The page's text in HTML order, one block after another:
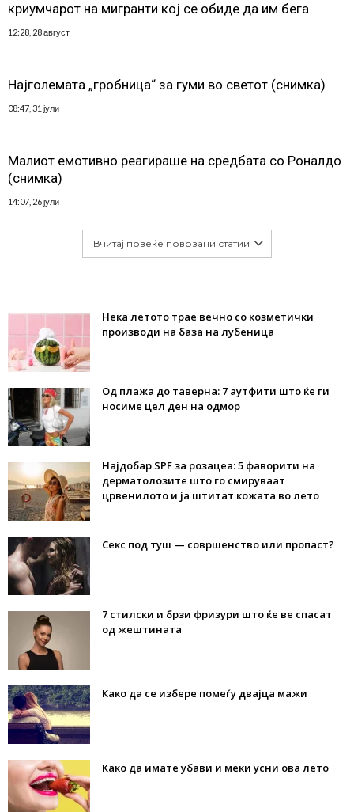
криумчарот на мигранти кој се обиде да им бега
12:28, 28 август
Најголемата „гробница“ за гуми во светот (снимка)
08:47, 31 јули
Малиот емотивно реагираше на средбата со Роналдо
(снимка)
14:07, 26 јули
Вчитај повеќе поврзани статии
Нека летото трае вечно со козметички
производи на база на лубеница
Од плажа до таверна: 7 аутфити што ќе ги
носиме цел ден на одмор
Најдобар SPF за розацеа: 5 фаворити на
дерматолозите што го смируваат
црвенилото и ја штитат кожата во лето
Секс под туш — совршенство или пропаст?
7 стилски и брзи фризури што ќе ве спасат
од жештината
Како да се избере помеѓу двајца мажи
Како да имате убави и меки усни ова лето